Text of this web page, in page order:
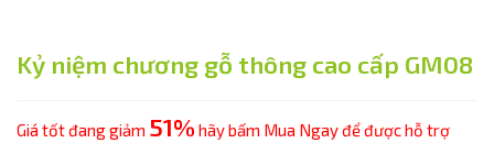
Kỷ niệm chương gỗ thông cao cấp GM08
Giá tốt đang giảm 51% hãy bấm Mua Ngay để được hỗ trợ